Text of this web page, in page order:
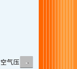
空气压力 -